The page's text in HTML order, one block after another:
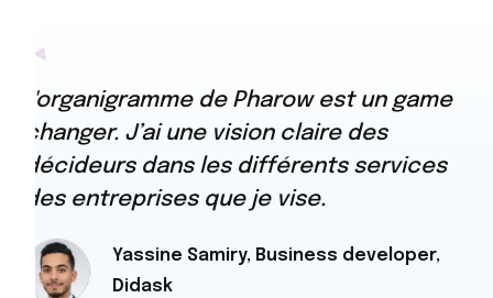
L'organigramme de Pharow est un game
changer. J’ai une vision claire des
décideurs dans les différents services
des entreprises que je vise.
Yassine Samiry, Business developer,
Didask